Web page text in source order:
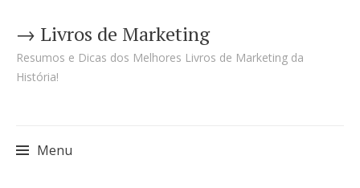
→ Livros de Marketing
Resumos e Dicas dos Melhores Livros de Marketing da
História!
Menu